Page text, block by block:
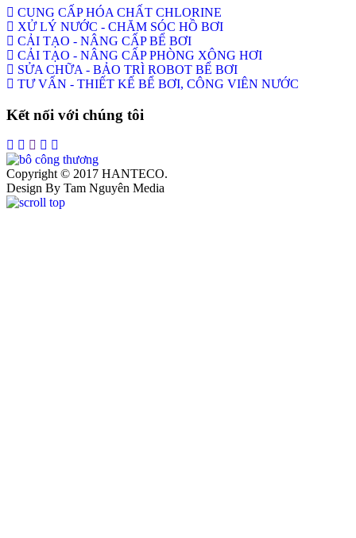
CUNG CẤP HÓA CHẤT CHLORINE
XỬ LÝ NƯỚC - CHĂM SÓC HỒ BƠI
CẢI TẠO - NÂNG CẤP BỂ BƠI
CẢI TẠO - NÂNG CẤP PHÒNG XÔNG HƠI
SỬA CHỮA - BẢO TRÌ ROBOT BỂ BƠI
TƯ VẤN - THIẾT KẾ BỂ BƠI, CÔNG VIÊN NƯỚC
Kết nối với chúng tôi
Copyright © 2017 HANTECO.
Design By Tam Nguyên Media